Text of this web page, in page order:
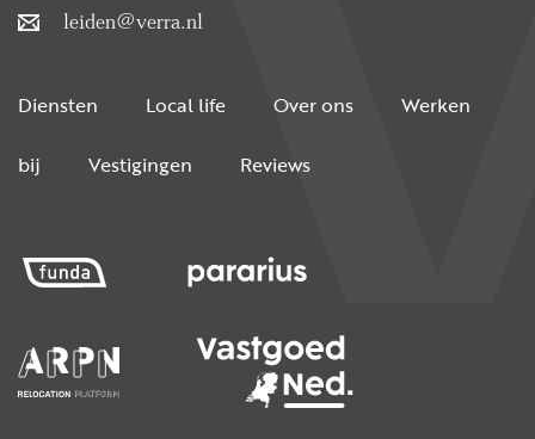
leiden@verra.nl
Diensten Local life Over ons Werken
bij Vestigingen Reviews